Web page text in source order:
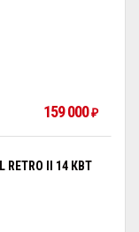
159 000₽
RETRO II 14 КВТ